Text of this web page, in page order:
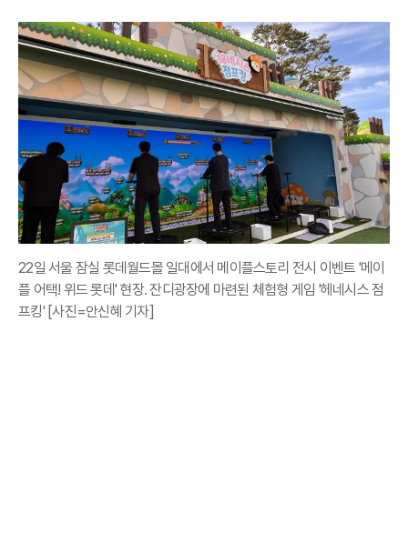
22일 서울 잠실 롯데월드몰 일대에서 메이플스토리 전시 이벤트 '메이
플 어택! 위드 롯데' 현장. 잔디광장에 마련된 체험형 게임 '헤네시스 점
프킹' [사진=안신혜 기자]